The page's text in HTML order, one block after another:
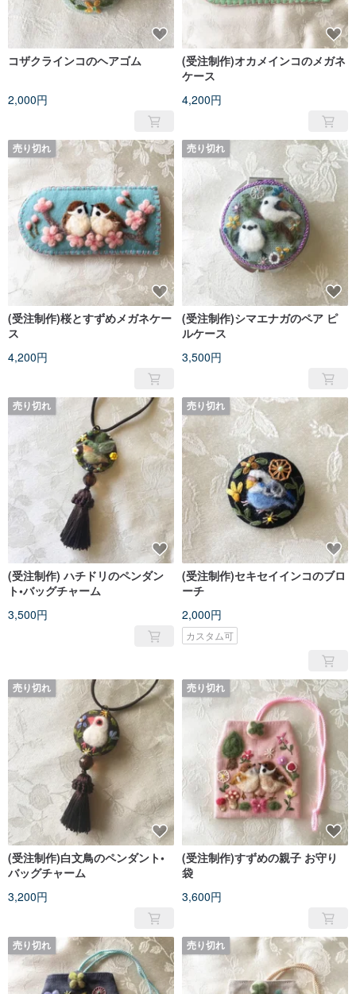
コザクラインコのヘアゴム
2,000円
(受注制作)オカメインコのメガネ
ケース
4,200円
売り切れ
(受注制作)桜とすずめメガネケー
ス
4,200円
売り切れ
(受注制作)シマエナガのペア ピ
ルケース
3,500円
売り切れ
(受注制作) ハチドリのペンダン
ト•バッグチャーム
3,500円
売り切れ
(受注制作)セキセイインコのブロ
ーチ
2,000円
カスタム可
売り切れ
(受注制作)白文鳥のペンダント•
バッグチャーム
3,200円
売り切れ
(受注制作)すずめの親子 お守り
袋
3,600円
売り切れ 売り切れ